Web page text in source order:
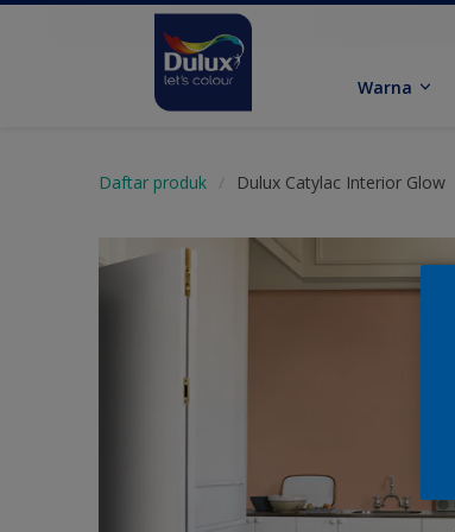
Warna
Daftar produk Dulux Catylac Interior Glow